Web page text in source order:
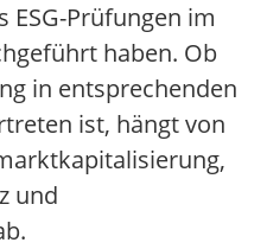
ESG-Prüfungen im
haben. Ob
in entsprechenden
ist, hängt von
und